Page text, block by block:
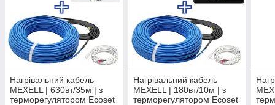
Нагрівальний кабель
MEXELL | 630вт/35м | з
терморегулятором Ecoset
Нагрівальний кабель
MEXELL | 180вт/10м | з
терморегулятором Ecoset